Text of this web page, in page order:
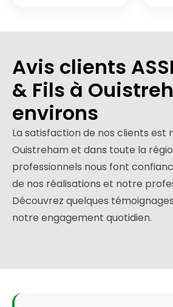
Avis clients
& Fils à
environs
La satisfaction de nos clients est
Ouistreham et dans toute la
professionnels nous font
de nos réalisations et notre
Découvrez quelques
notre engagement quotidien.